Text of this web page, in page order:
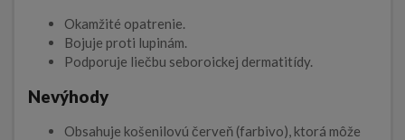
Okamžité opatrenie.
Bojuje proti lupinám.
Podporuje liečbu seboroickej dermatitídy.
Nevýhody
Obsahuje košenilovú červeň (farbivo), ktorá môže